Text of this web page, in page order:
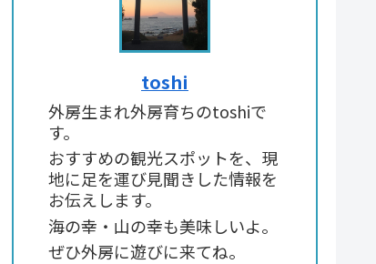
toshi
外房生まれ外房育ちのtoshiで
す。
おすすめの観光スポットを、現
地に足を運び見聞きした情報を
お伝えします。
海の幸・山の幸も美味しいよ。
ぜひ外房に遊びに来てね。